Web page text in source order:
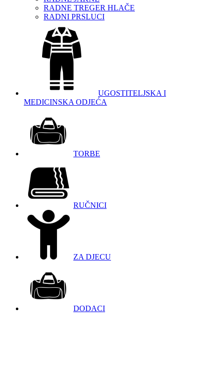
RADNE TREGER HLAČE
RADNI PRSLUCI
UGOSTITELJSKA I
MEDICINSKA ODJEĆA
TORBE
RUČNICI
ZA DJECU
DODACI